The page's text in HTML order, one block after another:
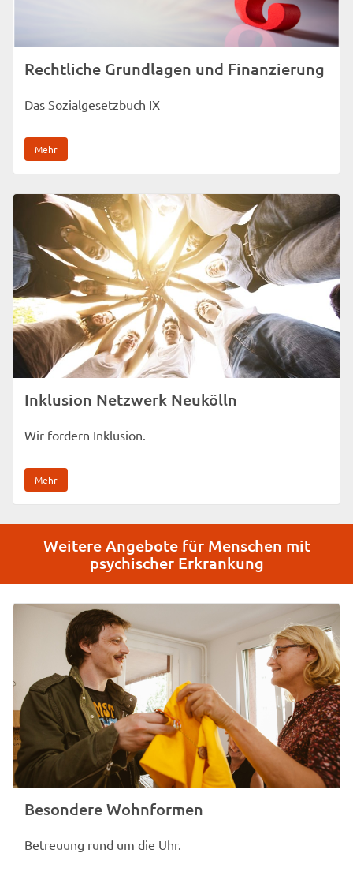
Rechtliche Grundlagen und Finanzierung
Das Sozialgesetzbuch IX
Mehr
Inklusion Netzwerk Neukölln
Wir fordern Inklusion.
Mehr
Weitere Angebote für Menschen mit
psychischer Erkrankung
Besondere Wohnformen
Betreuung rund um die Uhr.